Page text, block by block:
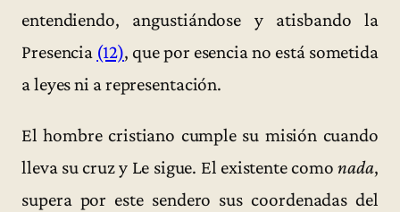
entendiendo, angustiándose y atisbando la
Presencia (12), que por esencia no está sometida
a leyes ni a representación.
El hombre cristiano cumple su misión cuando
lleva su cruz y Le sigue. El existente comonada,
supera por este sendero sus coordenadas del